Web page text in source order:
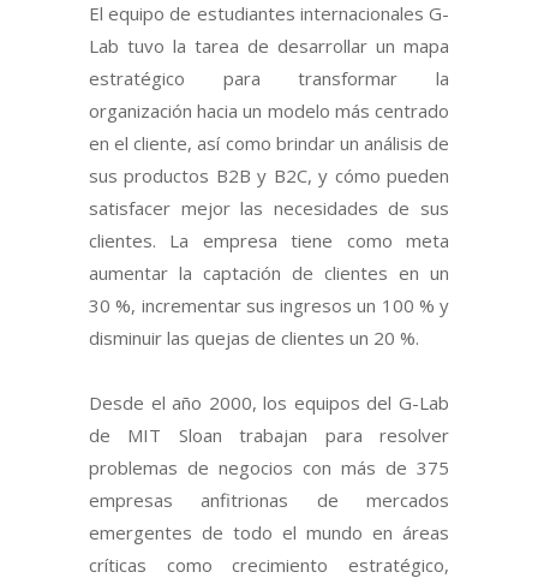
El equipo de estudiantes internacionales G-
Lab tuvo la tarea de desarrollar un mapa
estratégico para transformar la
organización hacia un modelo más centrado
en el cliente, así como brindar un análisis de
sus productos B2B y B2C, y cómo pueden
satisfacer mejor las necesidades de sus
clientes. La empresa tiene como meta
aumentar la captación de clientes en un
30 %, incrementar sus ingresos un 100 % y
disminuir las quejas de clientes un 20 %.
Desde el año 2000, los equipos del G-Lab
de MIT Sloan trabajan para resolver
problemas de negocios con más de 375
empresas anfitrionas de mercados
emergentes de todo el mundo en áreas
críticas como crecimiento estratégico,